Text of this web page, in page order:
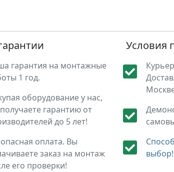
гарантия на монтажные
1 год.
оборудование у нас,
гарантию от
до 5 лет!
оплата. Вы
заказ на монтаж
его проверки!
Условия
выбор!